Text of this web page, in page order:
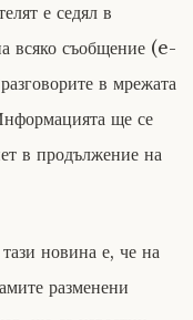
е седял в
всяко съобщение (e-
в мрежата
ще се
в продължение на
новина е, че на
разменени